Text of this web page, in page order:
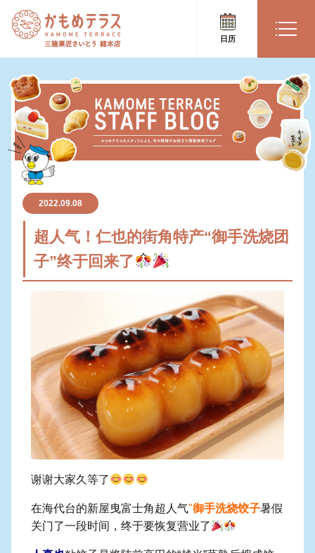
日历
2022.09.08
超人气！仁也的街角特产“御手洗烧团
子”终于回来了
谢谢大家久等了
在海代台的新屋曳富士角超人气"御手洗烧饺子暑假
关门了一段时间，终于要恢复营业了